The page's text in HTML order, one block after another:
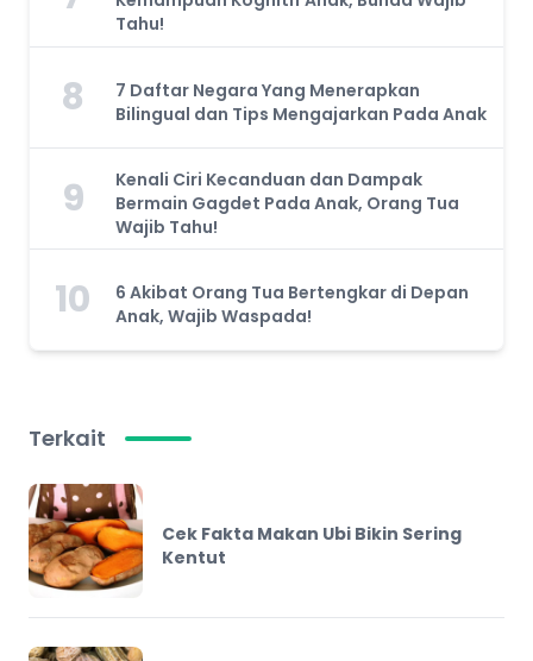
Tahu!
8
7 Daftar Negara Yang Menerapkan
Bilingual dan Tips Mengajarkan Pada Anak
9
Kenali Ciri Kecanduan dan Dampak
Bermain Gagdet Pada Anak, Orang Tua
Wajib Tahu!
10
6 Akibat Orang Tua Bertengkar di Depan
Anak, Wajib Waspada!
Terkait
Cek Fakta Makan Ubi Bikin Sering
Kentut